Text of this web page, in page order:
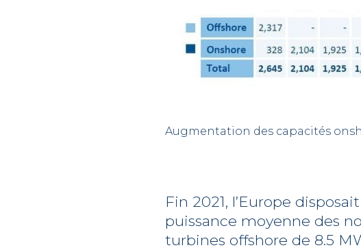
Augmentation des capacités
Fin 2021, l’Europe
puissance moyenne des
turbines offshore de 8.5